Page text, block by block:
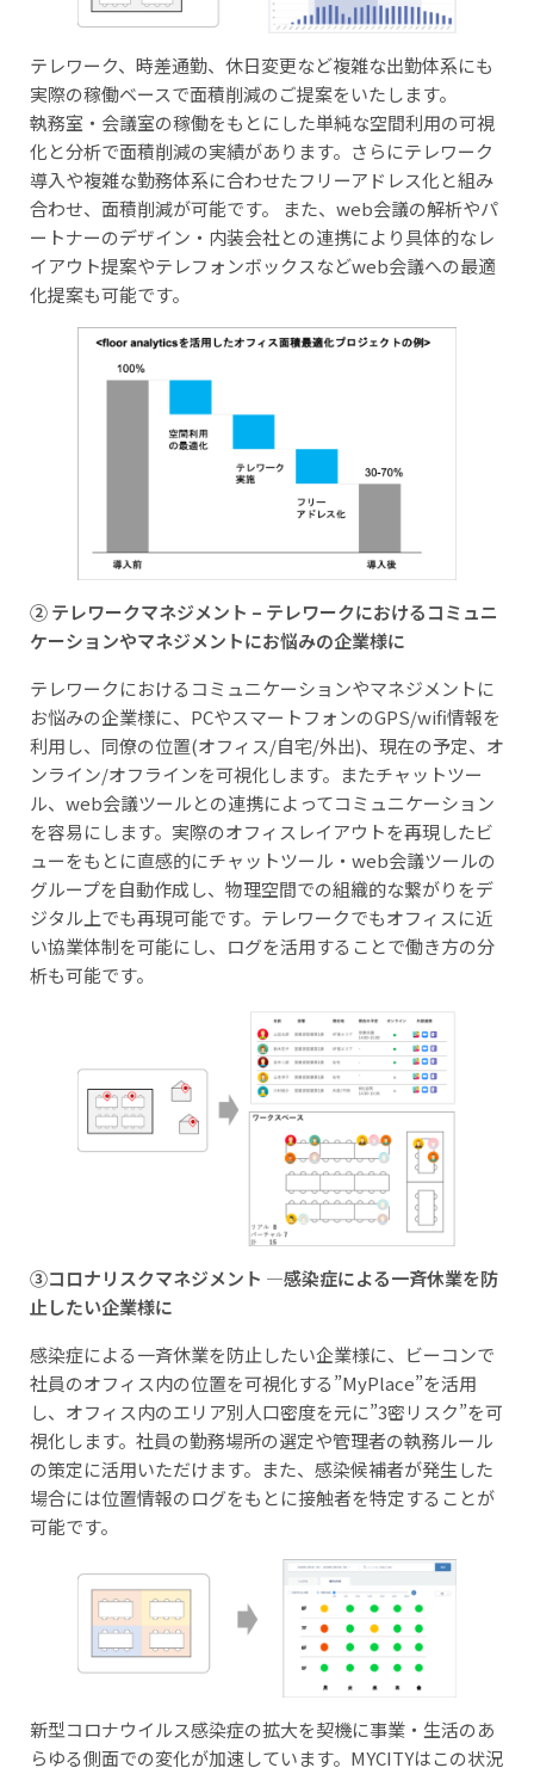
テレワーク、時差通勤、休日変更など複雑な出勤体系にも
実際の稼働ベースで面積削減のご提案をいたします。
執務室・会議室の稼働をもとにした単純な空間利用の可視
化と分析で面積削減の実績があります。さらにテレワーク
導入や複雑な勤務体系に合わせたフリーアドレス化と組み
合わせ、面積削減が可能です。 また、web会議の解析やパ
ートナーのデザイン・内装会社との連携により具体的なレ
イアウト提案やテレフォンボックスなどweb会議への最適
化提案も可能です。
② テレワークマネジメント – テレワークにおけるコミュニ
ケーションやマネジメントにお悩みの企業様に
テレワークにおけるコミュニケーションやマネジメントに
お悩みの企業様に、PCやスマートフォンのGPS/wifi情報を
利用し、同僚の位置(オフィス/自宅/外出)、現在の予定、オ
ンライン/オフラインを可視化します。またチャットツー
ル、web会議ツールとの連携によってコミュニケーション
を容易にします。実際のオフィスレイアウトを再現したビ
ューをもとに直感的にチャットツール・web会議ツールの
グループを自動作成し、物理空間での組織的な繋がりをデ
ジタル上でも再現可能です。テレワークでもオフィスに近
い協業体制を可能にし、ログを活用することで働き方の分
析も可能です。
③コロナリスクマネジメント ―感染症による一斉休業を防
止したい企業様に
感染症による一斉休業を防止したい企業様に、ビーコンで
社員のオフィス内の位置を可視化する”MyPlace”を活用
し、オフィス内のエリア別人口密度を元に”3密リスク”を可
視化します。社員の勤務場所の選定や管理者の執務ルール
の策定に活用いただけます。また、感染候補者が発生した
場合には位置情報のログをもとに接触者を特定することが
可能です。
新型コロナウイルス感染症の拡大を契機に事業・生活のあ
らゆる側面での変化が加速しています。MYCITYはこの状況